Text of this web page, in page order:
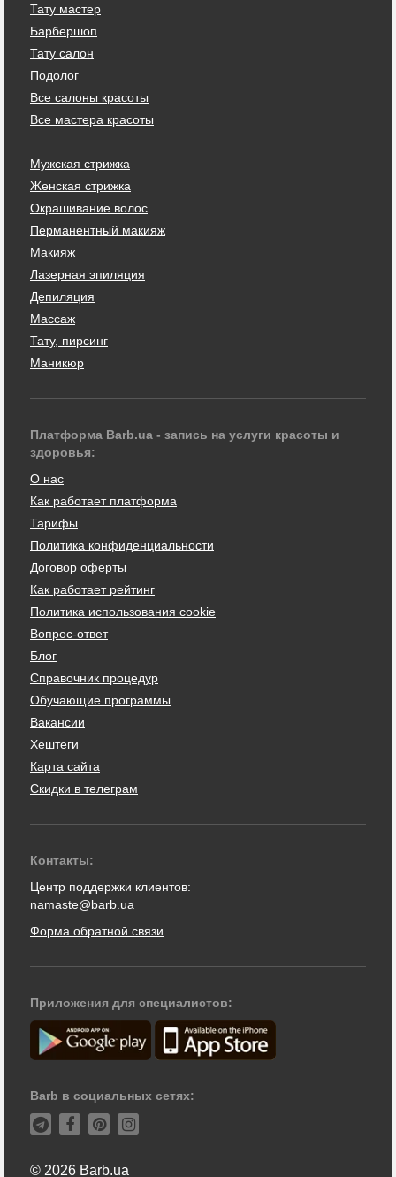
Тату мастер
Барбершоп
Тату салон
Подолог
Все салоны красоты
Все мастера красоты
Мужская стрижка
Женская стрижка
Окрашивание волос
Перманентный макияж
Макияж
Лазерная эпиляция
Депиляция
Массаж
Тату, пирсинг
Маникюр
Платформа Barb.ua - запись на услуги красоты и
здоровья:
О нас
Как работает платформа
Тарифы
Политика конфиденциальности
Договор оферты
Как работает рейтинг
Политика использования cookie
Вопрос-ответ
Блог
Справочник процедур
Обучающие программы
Вакансии
Хештеги
Карта сайта
Скидки в телеграм
Контакты:
Центр поддержки клиентов:
namaste@barb.ua
Форма обратной связи
Приложения для специалистов:
Barb в социальных сетях:
© 2026 Barb.ua